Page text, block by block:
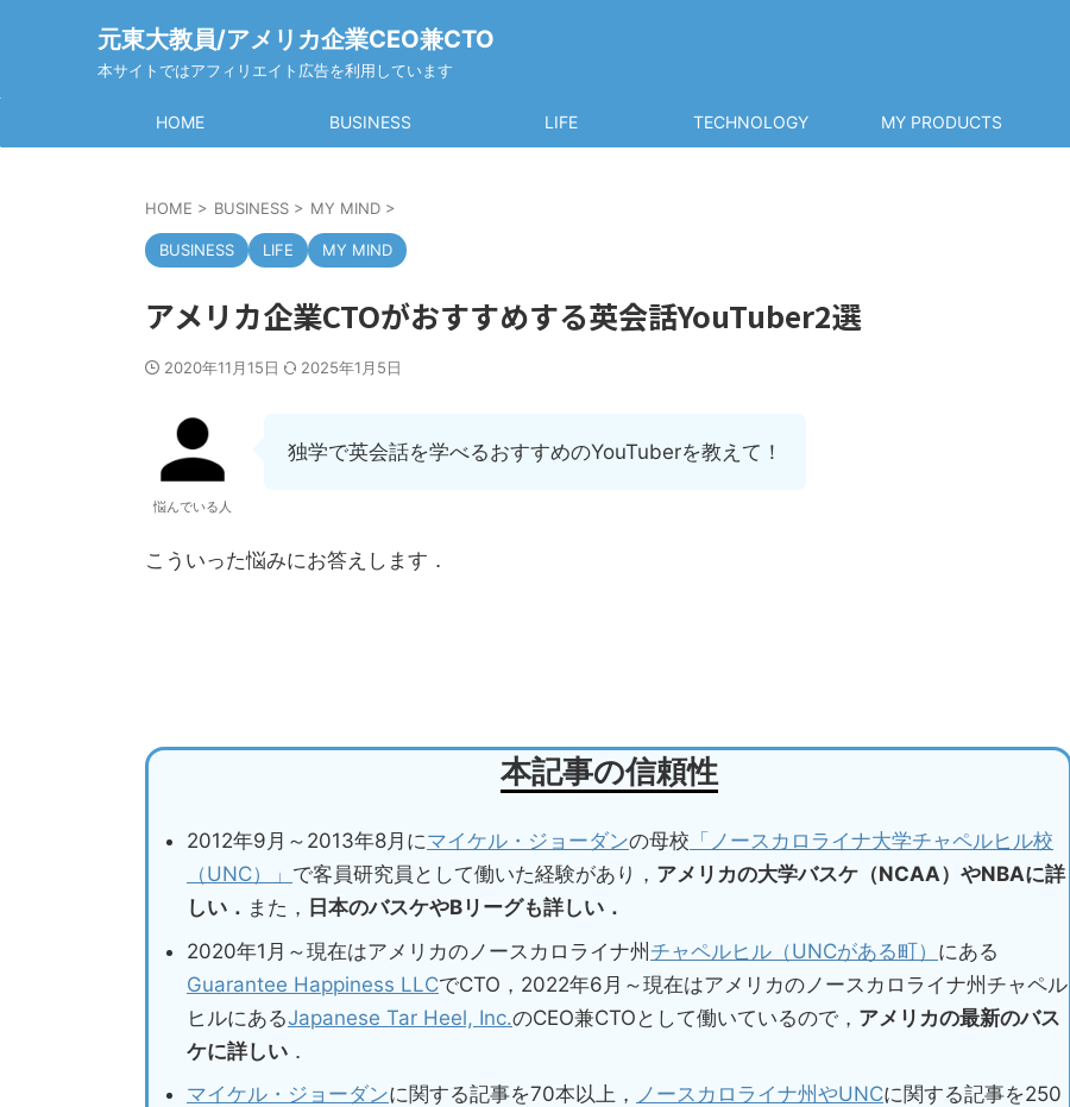
元東大教員/アメリカ企業CEO兼CTO
本サイトではアフィリエイト広告を利用しています
HOME BUSINESS LIFE TECHNOLOGY MY PRODUCTS
HOME > BUSINESS > MY MIND >
BUSINESS LIFE MY MIND
アメリカ企業CTOがおすすめする英会話YouTuber2選
2020年11月15日 2025年1月5日
悩んでいる人
独学で英会話を学べるおすすめのYouTuberを教えて！
こういった悩みにお答えします．
本記事の信頼性
2012年9月～2013年8月にマイケル・ジョーダンの母校 「ノースカロライナ大学チャペルヒル校
（UNC）」 で客員研究員として働いた経験があり， アメリカの大学バスケ（NCAA）やNBAに詳
しい． また， 日本のバスケやBリーグも詳しい．
2020年1月～現在はアメリカのノースカロライナ州 チャペルヒル（UNCがある町） にある
Guarantee Happiness LLCでCTO，2022年6月～現在はアメリカのノースカロライナ州チャペル
ヒルにあるJapanese Tar Heel, Inc.のCEO兼CTOとして働いているので， アメリカの最新のバス
ケに詳しい ．
マイケル・ジョーダンに関する記事を70本以上， ノースカロライナ州やUNCに関する記事を250